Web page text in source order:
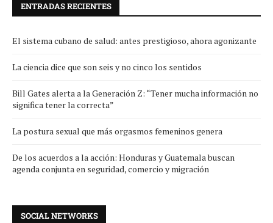
ENTRADAS RECIENTES
El sistema cubano de salud: antes prestigioso, ahora agonizante
La ciencia dice que son seis y no cinco los sentidos
Bill Gates alerta a la Generación Z: “Tener mucha información no
significa tener la correcta”
La postura sexual que más orgasmos femeninos genera
De los acuerdos a la acción: Honduras y Guatemala buscan
agenda conjunta en seguridad, comercio y migración
SOCIAL NETWORKS